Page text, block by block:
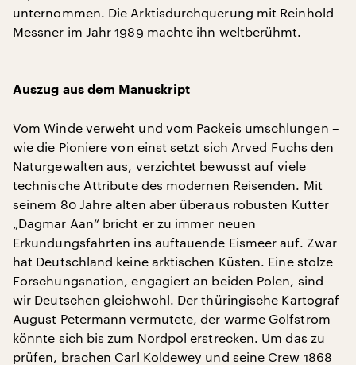
unternommen. Die Arktisdurchquerung mit Reinhold
Messner im Jahr 1989 machte ihn weltberühmt.
Auszug aus dem Manuskript
Vom Winde verweht und vom Packeis umschlungen –
wie die Pioniere von einst setzt sich Arved Fuchs den
Naturgewalten aus, verzichtet bewusst auf viele
technische Attribute des modernen Reisenden. Mit
seinem 80 Jahre alten aber überaus robusten Kutter
„Dagmar Aan“ bricht er zu immer neuen
Erkundungsfahrten ins auftauende Eismeer auf. Zwar
hat Deutschland keine arktischen Küsten. Eine stolze
Forschungsnation, engagiert an beiden Polen, sind
wir Deutschen gleichwohl. Der thüringische Kartograf
August Petermann vermutete, der warme Golfstrom
könnte sich bis zum Nordpol erstrecken. Um das zu
prüfen, brachen Carl Koldewey und seine Crew 1868